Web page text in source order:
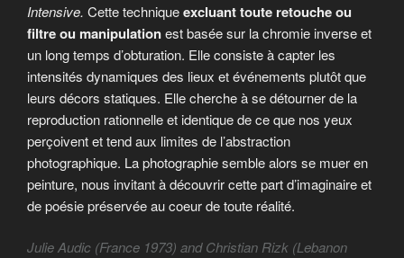
Intensive. Cette techniqueexcluant toute retouche ou
filtre ou manipulationest basée sur la chromie inverse et
un long temps d’obturation. Elle consiste à capter les
intensités dynamiques des lieux et événements plutôt que
leurs décors statiques. Elle cherche à se détourner de la
reproduction rationnelle et identique de ce que nos yeux
perçoivent et tend aux limites de l’abstraction
photographique. La photographie semble alors se muer en
peinture, nous invitant à découvrir cette part d’imaginaire et
de poésie préservée au coeur de toute réalité.
Julie Audic (France 1973) and Christian Rizk (Lebanon